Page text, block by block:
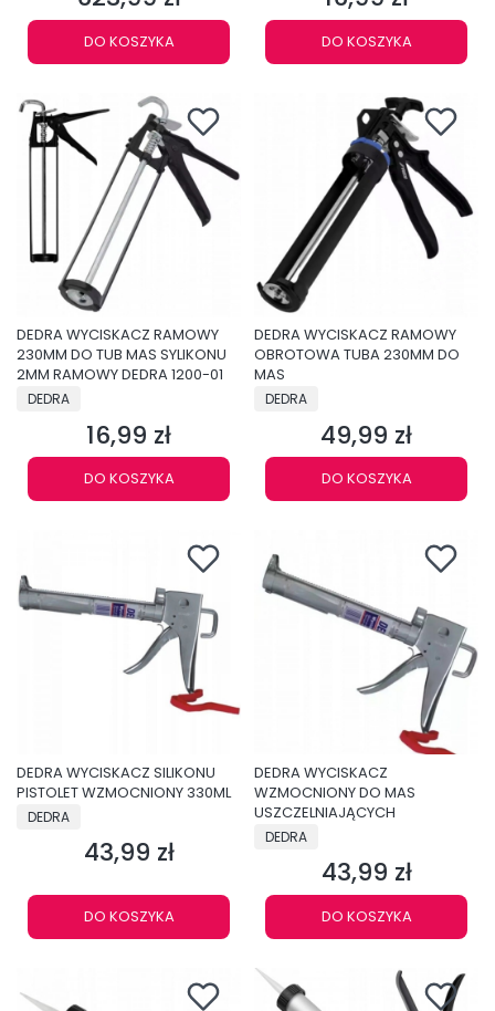
DO KOSZYKA DO KOSZYKA
DEDRA WYCISKACZ RAMOWY
230MM DO TUB MAS SYLIKONU
2MM RAMOWY DEDRA 1200-01
PRODUCENT
DEDRA
Cena
16,99 zł
DO KOSZYKA
DEDRA WYCISKACZ RAMOWY
OBROTOWA TUBA 230MM DO
MAS
PRODUCENT
DEDRA
Cena
49,99 zł
DO KOSZYKA
DEDRA WYCISKACZ SILIKONU
PISTOLET WZMOCNIONY 330ML
PRODUCENT
DEDRA
Cena
43,99 zł
DO KOSZYKA
DEDRA WYCISKACZ
WZMOCNIONY DO MAS
USZCZELNIAJĄCYCH
PRODUCENT
DEDRA
Cena
43,99 zł
DO KOSZYKA